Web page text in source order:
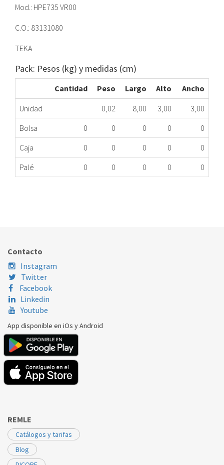
Mod.: HPE735 VR00
C.O.: 83131080
TEKA
Pack: Pesos (kg) y medidas (cm)
Cantidad Peso Largo Alto
Ancho
Unidad
0,02 8,00 3,00
3,00
Bolsa
0 0 0 0
0
Caja
0 0 0 0
0
Palé
0 0 0 0 0
Contacto
Instagram
Twitter
Facebook
Linkedin
Youtube
App disponible en iOs y Android
REMLE
Catálogos y tarifas
Blog